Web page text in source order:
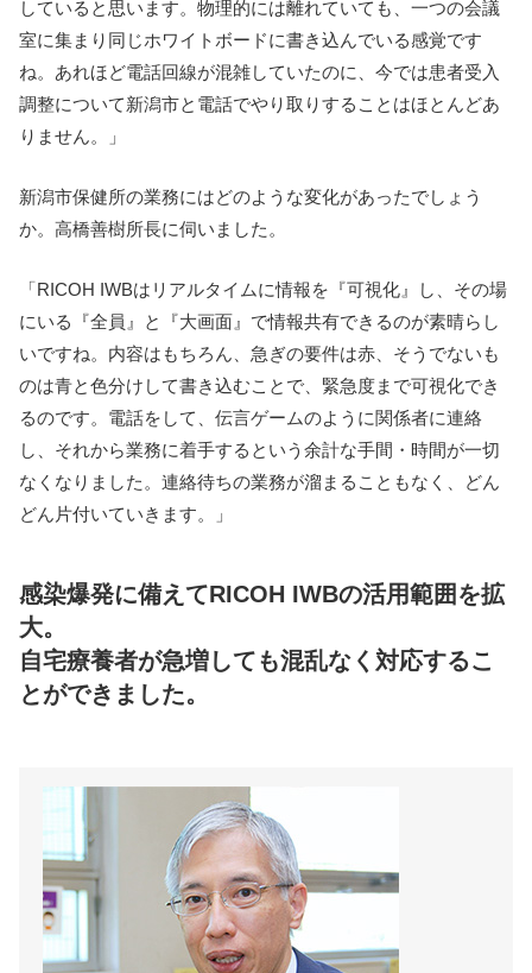
していると思います。物理的には離れていても、一つの会議
室に集まり同じホワイトボードに書き込んでいる感覚です
ね。あれほど電話回線が混雑していたのに、今では患者受入
調整について新潟市と電話でやり取りすることはほとんどあ
りません。」
新潟市保健所の業務にはどのような変化があったでしょう
か。高橋善樹所長に伺いました。
「RICOH IWBはリアルタイムに情報を『可視化』し、その場
にいる『全員』と『大画面』で情報共有できるのが素晴らし
いですね。内容はもちろん、急ぎの要件は赤、そうでないも
のは青と色分けして書き込むことで、緊急度まで可視化でき
るのです。電話をして、伝言ゲームのように関係者に連絡
し、それから業務に着手するという余計な手間・時間が一切
なくなりました。連絡待ちの業務が溜まることもなく、どん
どん片付いていきます。」
感染爆発に備えてRICOH IWBの活用範囲を拡
大。
自宅療養者が急増しても混乱なく対応するこ
とができました。
新潟大学医学部 特任講師
災害医療教育センター
和泉 邦彦 様